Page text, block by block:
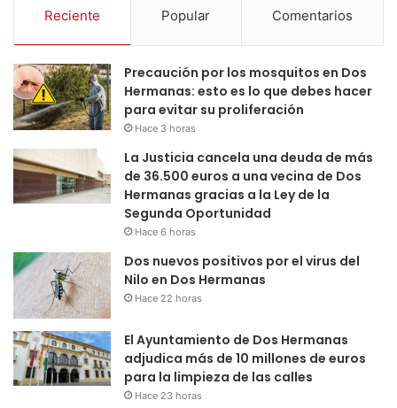
Reciente Popular Comentarios
Precaución por los mosquitos en Dos
Hermanas: esto es lo que debes hacer
para evitar su proliferación
Hace 3 horas
La Justicia cancela una deuda de más
de 36.500 euros a una vecina de Dos
Hermanas gracias a la Ley de la
Segunda Oportunidad
Hace 6 horas
Dos nuevos positivos por el virus del
Nilo en Dos Hermanas
Hace 22 horas
El Ayuntamiento de Dos Hermanas
adjudica más de 10 millones de euros
para la limpieza de las calles
Hace 23 horas